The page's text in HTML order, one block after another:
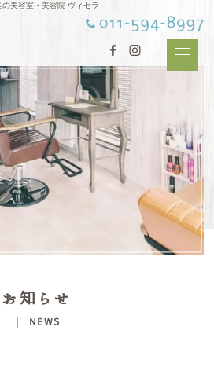
の美容室・美容院 ヴィセラ
お知らせ
| NEWS